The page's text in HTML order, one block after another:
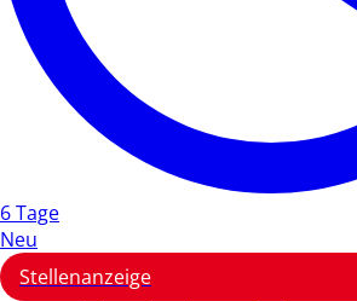
6 Tage
Neu
Stellenanzeige